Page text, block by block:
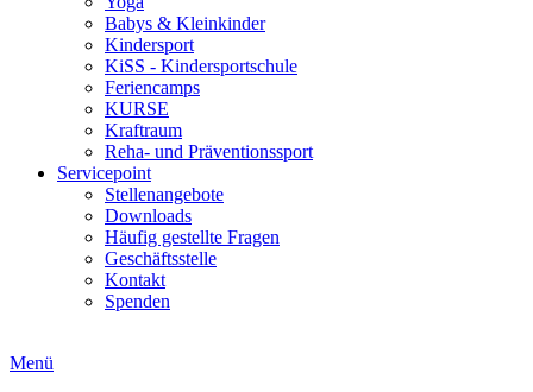
Babys & Kleinkinder
Kindersport
KiSS - Kindersportschule
Feriencamps
KURSE
Kraftraum
Reha- und Präventionssport
Servicepoint
Stellenangebote
Downloads
Häufig gestellte Fragen
Geschäftsstelle
Kontakt
Spenden
Menü